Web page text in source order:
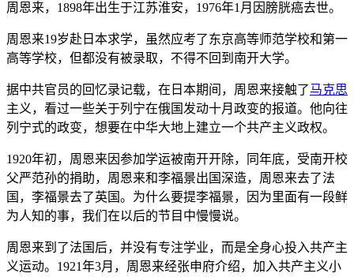
周恩来，1898年出生于江苏淮安，1976年1月因膀胱癌去世。
周恩来19岁赴日本求学，虽然应考了东京高等师范学校和第一
高等学校，但都没有被录取，不得不回到南开大学。
据中共官员的回忆录记载，在日本期间，周恩来接触了马克思
主义，看过一些关于列宁在俄国发动十月政变的报道。他向往
列宁式的政变，想要在中华大地上建立一个共产主义政权。
1920年初，周恩来因参加学运被南开开除，同年底，受南开校
父严范孙的捐助，周恩来和李福景出国深造，周恩来去了法
国，李福景去了英国。为什么要提李福景，因为里面有一段鲜
为人知的事，我们在以后的节目中慢慢说。
周恩来到了法国后，并没有专注学业，而是全身心投入共产主
义运动。1921年3月，周恩来经张申府介绍，加入共产主义小